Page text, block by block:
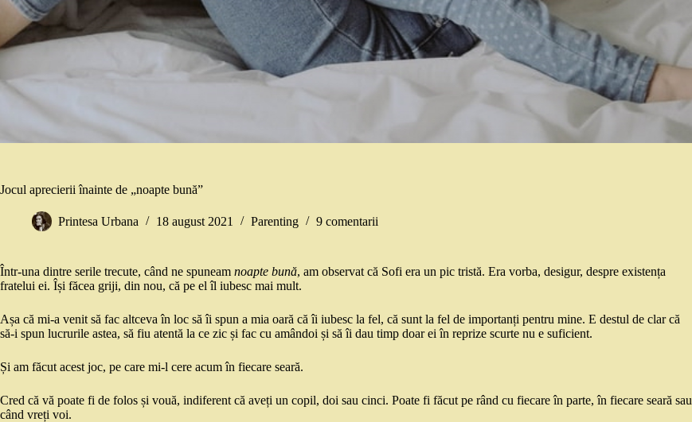
Jocul aprecierii înainte de „noapte bună”
Printesa Urbana 18 august 2021 Parenting 9 comentarii
Într-una dintre serile trecute, când ne spuneam noapte bună, am observat că Sofi era un pic tristă. Era vorba, desigur, despre existența
fratelui ei. Își făcea griji, din nou, că pe el îl iubesc mai mult.
Așa că mi-a venit să fac altceva în loc să îi spun a mia oară că îi iubesc la fel, că sunt la fel de importanți pentru mine. E destul de clar că
să-i spun lucrurile astea, să fiu atentă la ce zic și fac cu amândoi și să îi dau timp doar ei în reprize scurte nu e suficient.
Și am făcut acest joc, pe care mi-l cere acum în fiecare seară.
Cred că vă poate fi de folos și vouă, indiferent că aveți un copil, doi sau cinci. Poate fi făcut pe rând cu fiecare în parte, în fiecare seară sau
când vreți voi.